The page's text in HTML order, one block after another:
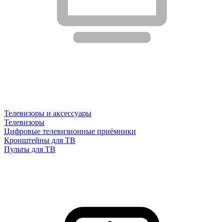
Телевизоры и аксессуары
Телевизоры
Цифровые телевизионные приёмники
Кронштейны для ТВ
Пульты для ТВ